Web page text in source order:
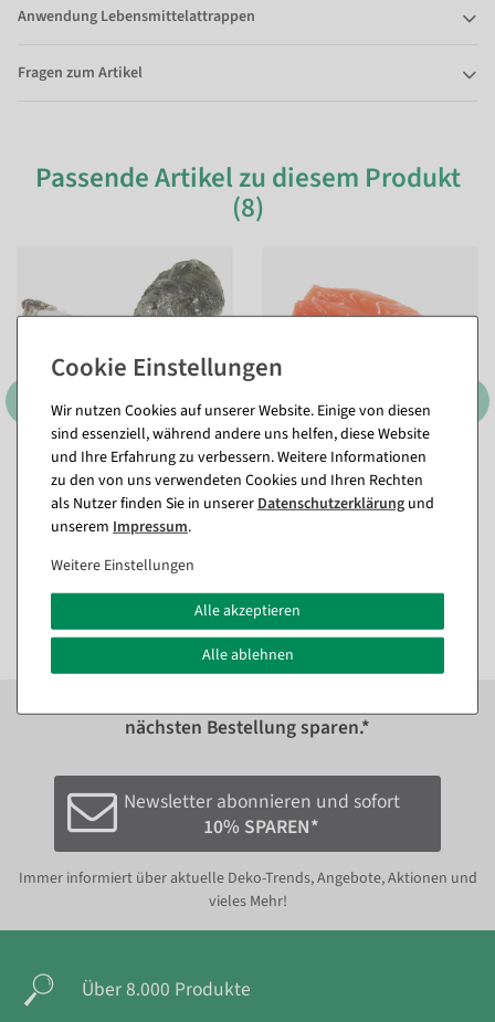
Anwendung Lebensmittelattrappen
Fragen zum Artikel
Passende Artikel zu diesem Produkt
(8)
Austern Set à 3 Stück
Lebensmittel-Attrappe
Sofort versandfähig.
35,64 €
29,95 EUR zzgl. ges. MwSt.
Sashimi Lachs
Lebensmittel-Attrappe 8 cm
7,95 EUR zzgl. ges. MwSt.
Zum Newsletter anmelden und sofort10%bei der
nächsten Bestellung sparen.*
Newsletter abonnieren und sofort
10% SPAREN*
Immer informiert über aktuelle Deko-Trends, Angebote, Aktionen und
vieles Mehr!
Über 8.000 Produkte
Wir nutzen Cookies auf unserer Website. Einige von diesen
sind essenziell, während andere uns helfen, diese Website
und Ihre Erfahrung zu verbessern. Weitere Informationen
zu den von uns verwendeten Cookies und Ihren Rechten
als Nutzer finden Sie in unsererDaten­schutz­erklärung und
unserem Impressum.
Weitere Einstellungen
Alle akzeptieren
Alle ablehnen